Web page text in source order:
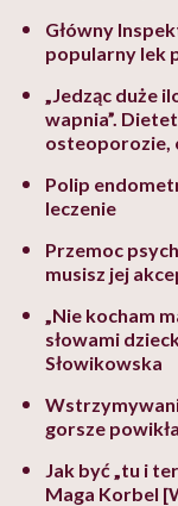
Główny
popularny lek
„Jedząc duże
wapnia”.
osteoporozie,
Polip
leczenie
Przemoc
musisz jej
„Nie kocham
słowami
Słowikowska
gorsze
Jak być „tu i
Maga Korbel